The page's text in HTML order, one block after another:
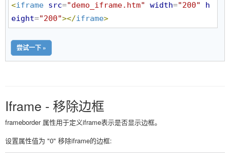
<iframe src="demo_iframe.htm" width="200"
h
eight="200"></iframe>
尝试一下 »
Iframe - 移除边框
frameborder 属性用于定义iframe表示是否显示边框。
设置属性值为 "0" 移除iframe的边框: